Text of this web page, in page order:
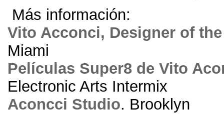
Más información:
Vito Acconci, Designer of the
Miami
Películas Super8 de Vito
Electronic Arts Intermix
Aconcci Studio. Brooklyn